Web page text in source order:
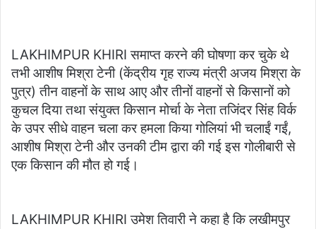
LAKHIMPUR KHIRI समाप्त करने की घोषणा कर चुके थे
तभी आशीष मिश्रा टेनी (केंद्रीय गृह राज्य मंत्री अजय मिश्रा के
पुत्र) तीन वाहनों के साथ आए और तीनों वाहनों से किसानों को
कुचल दिया तथा संयुक्त किसान मोर्चा के नेता तजिंदर सिंह विर्क
के उपर सीधे वाहन चला कर हमला किया गोलियां भी चलाईं गईं,
आशीष मिश्रा टेनी और उनकी टीम द्वारा की गई इस गोलीबारी से
एक किसान की मौत हो गई।
LAKHIMPUR KHIRI उमेश तिवारी ने कहा है कि लखीमपुर